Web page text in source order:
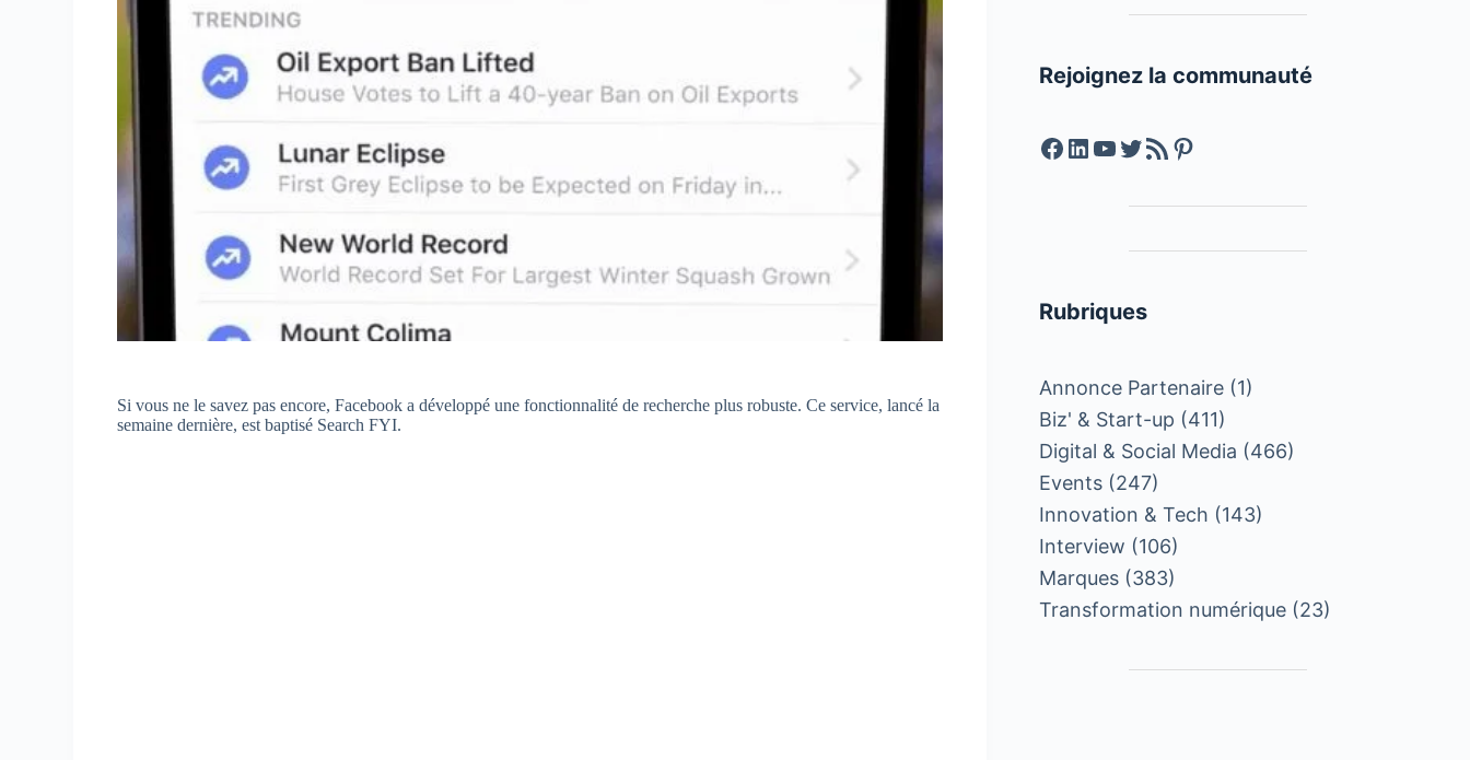
Si vous ne le savez pas encore, Facebook a développé une fonctionnalité de recherche plus robuste. Ce service, lancé la
semaine dernière, est baptisé Search FYI.
Rejoignez la communauté
Facebook
LinkedIn
YouTube
Twitter
Feed RSSPinterest
Rubriques
Annonce Partenaire (1)
Biz' & Start-up (411)
Digital & Social Media (466)
Events (247)
Innovation & Tech (143)
Interview (106)
Marques (383)
Transformation numérique (23)